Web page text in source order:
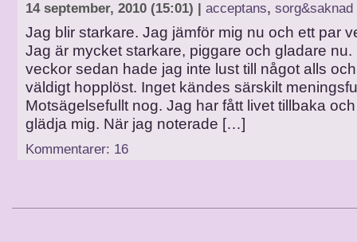
14 september, 2010 (15:01) | acceptans, sorg&saknad
Jag blir starkare. Jag jämför mig nu och ett par
Jag är mycket starkare, piggare och gladare nu.
veckor sedan hade jag inte lust till något alls
väldigt hopplöst. Inget kändes särskilt
Motsägelsefullt nog. Jag har fått livet tillbaka
glädja mig. När jag noterade […]
Kommentarer: 16